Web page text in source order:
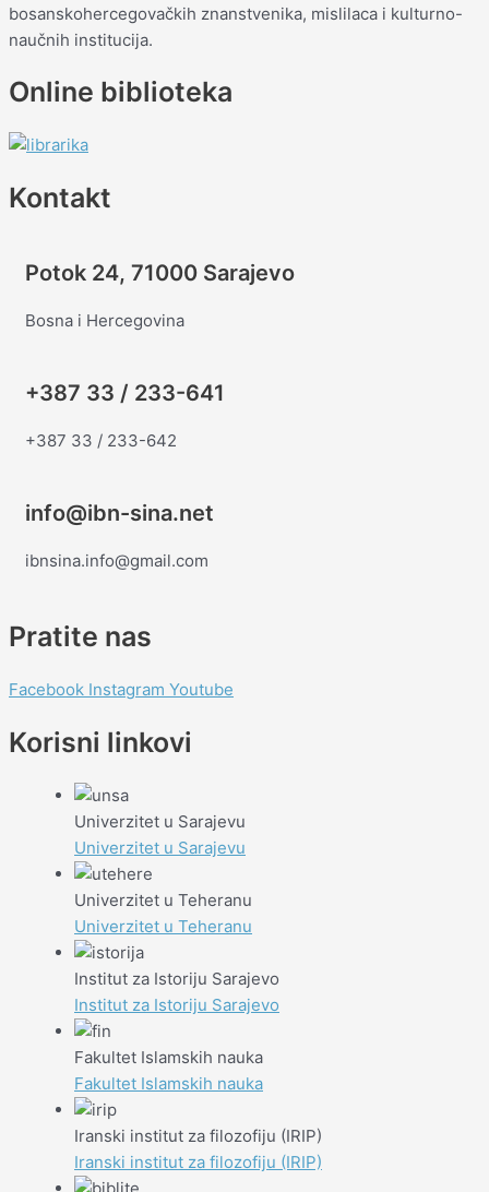
bosanskohercegovačkih znanstvenika, mislilaca i kulturno-
naučnih institucija.
Online biblioteka
Kontakt
Potok 24, 71000 Sarajevo
Bosna i Hercegovina
+387 33 / 233-641
+387 33 / 233-642
info@ibn-sina.net
ibnsina.info@gmail.com
Pratite nas
Facebook Instagram Youtube
Korisni linkovi
Univerzitet u Sarajevu
Univerzitet u Sarajevu
Univerzitet u Teheranu
Univerzitet u Teheranu
Institut za Istoriju Sarajevo
Institut za Istoriju Sarajevo
Fakultet Islamskih nauka
Fakultet Islamskih nauka
Iranski institut za filozofiju (IRIP)
Iranski institut za filozofiju (IRIP)